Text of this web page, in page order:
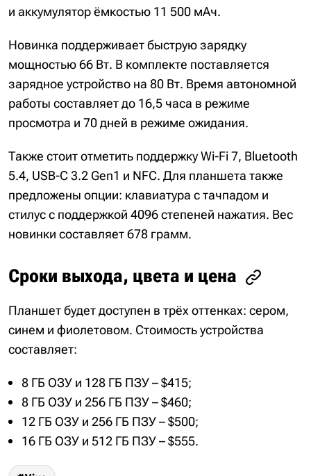
и аккумулятор ёмкостью 11 500 мАч.
Новинка поддерживает быструю зарядку
мощностью 66 Вт. В комплекте поставляется
зарядное устройство на 80 Вт. Время автономной
работы составляет до 16,5 часа в режиме
просмотра и 70 дней в режиме ожидания.
Также стоит отметить поддержку Wi-Fi 7, Bluetooth
5.4, USB-C 3.2 Gen1 и NFC. Для планшета также
предложены опции: клавиатура с тачпадом и
стилус с поддержкой 4096 степеней нажатия. Вес
новинки составляет 678 грамм.
Сроки выхода, цвета и цена
Планшет будет доступен в трёх оттенках: сером,
синем и фиолетовом. Стоимость устройства
составляет:
8 ГБ ОЗУ и 128 ГБ ПЗУ – $415;
8 ГБ ОЗУ и 256 ГБ ПЗУ – $460;
12 ГБ ОЗУ и 256 ГБ ПЗУ – $500;
16 ГБ ОЗУ и 512 ГБ ПЗУ – $555.